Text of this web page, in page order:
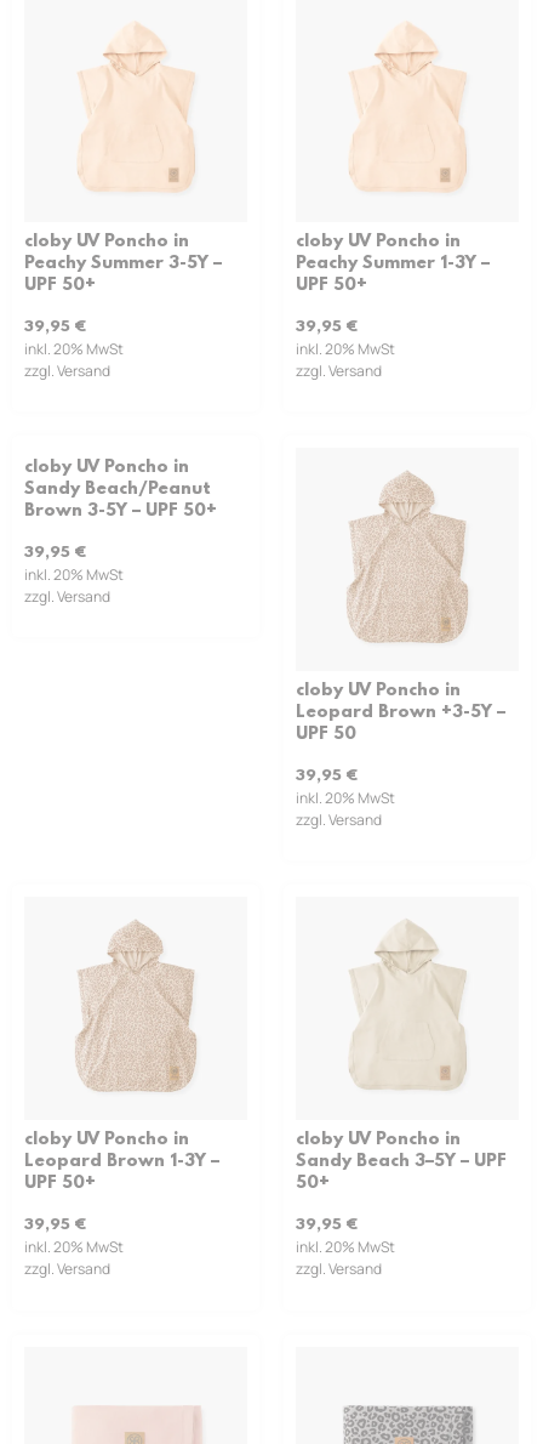
cloby UV Poncho in
Peachy Summer 3-5Y –
UPF 50+
39,95 €
inkl. 20% MwSt
zzgl. Versand
cloby UV Poncho in
Peachy Summer 1-3Y –
UPF 50+
39,95 €
inkl. 20% MwSt
zzgl. Versand
cloby UV Poncho in
Sandy Beach/Peanut
Brown 3-5Y – UPF 50+
39,95 €
inkl. 20% MwSt
zzgl. Versand
cloby UV Poncho in
Leopard Brown +3-5Y –
UPF 50
39,95 €
inkl. 20% MwSt
zzgl. Versand
cloby UV Poncho in
Leopard Brown 1-3Y –
UPF 50+
39,95 €
inkl. 20% MwSt
zzgl. Versand
cloby UV Poncho in
Sandy Beach 3–5Y – UPF
50+
39,95 €
inkl. 20% MwSt
zzgl. Versand